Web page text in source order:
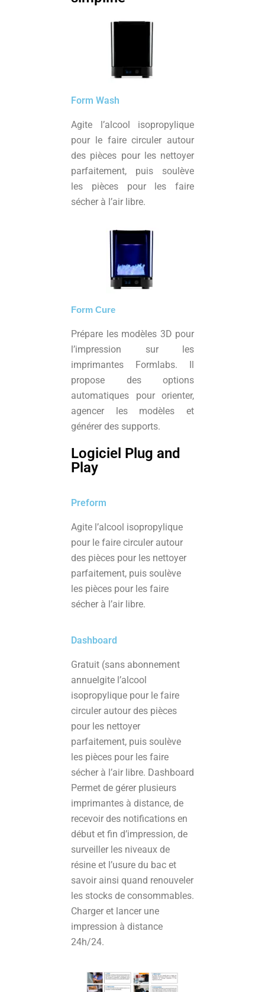
Form Wash
Agite l’alcool isopropylique
pour le faire circuler autour
des pièces pour les nettoyer
parfaitement, puis soulève
les pièces pour les faire
sécher à l’air libre.
Form Cure
Prépare les modèles 3D pour
l’impression sur les
imprimantes Formlabs. Il
propose des options
automatiques pour orienter,
agencer les modèles et
générer des supports.
Logiciel Plug and
Play
Preform
Agite l’alcool isopropylique
pour le faire circuler autour
des pièces pour les nettoyer
parfaitement, puis soulève
les pièces pour les faire
sécher à l’air libre.
Dashboard
Gratuit (sans abonnement
annuelgite l’alcool
isopropylique pour le faire
circuler autour des pièces
pour les nettoyer
parfaitement, puis soulève
les pièces pour les faire
sécher à l’air libre. Dashboard
Permet de gérer plusieurs
imprimantes à distance, de
recevoir des notifications en
début et fin d’impression, de
surveiller les niveaux de
résine et l’usure du bac et
savoir ainsi quand renouveler
les stocks de consommables.
Charger et lancer une
impression à distance
24h/24.